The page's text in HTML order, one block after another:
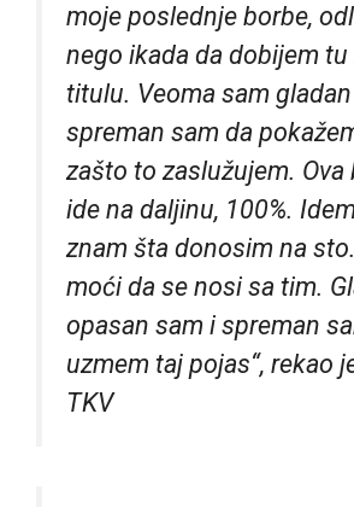
moje poslednje borbe,
nego ikada da dobijem
titulu. Veoma sam
spreman sam da
zašto to zaslužujem. Ova
ide na daljinu, 100%.
znam šta donosim na
moći da se nosi sa tim.
opasan sam i spreman
uzmem taj pojas“, rekao
TKV